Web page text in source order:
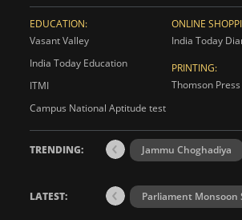
EDUCATION:
Vasant Valley
India Today Education
ITMI
Campus National Aptitude test
ONLINE
India Today
PRINTING:
Thomson Press
TRENDING: Jammu Choghadiya
LATEST: Parliament Monsoon